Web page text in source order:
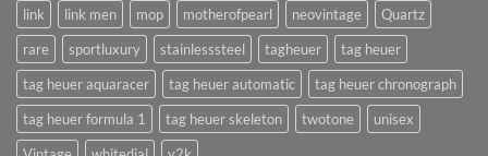
link
link men mop motherofpearl neovintage
Quartz
rare
sportluxury stainlesssteel tagheuer
tag heuer
tag heuer aquaracer
tag heuer automatic
tag heuer chronograph
tag heuer formula 1
tag heuer skeleton twotone
unisex